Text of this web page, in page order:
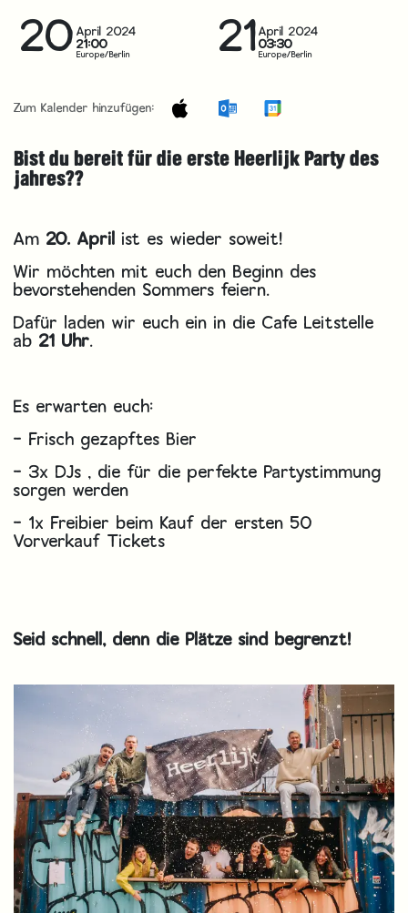
20 April 2024
21:00
Europe/Berlin 21April 2024
03:30
Europe/Berlin
Zum Kalender hinzufügen:
Bist du bereit für die erste Heerlijk Party des
jahres??
Am 20. April ist es wieder soweit!
Wir möchten mit euch den Beginn des
bevorstehenden Sommers feiern.
Dafür laden wir euch ein in die Cafe Leitstelle
ab 21 Uhr.
Es erwarten euch:
- Frisch gezapftes Bier
- 3x DJs , die für die perfekte Partystimmung
sorgen werden
- 1x Freibier beim Kauf der ersten 50
Vorverkauf Tickets
Seid schnell, denn die Plätze sind begrenzt!